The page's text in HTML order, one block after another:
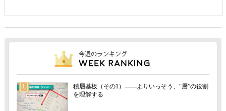
1
積層基板（その1）――よりいっそう、“層”の役割
を理解する